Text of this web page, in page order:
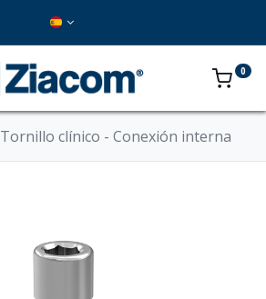
0
Tornillo clínico - Conexión interna×